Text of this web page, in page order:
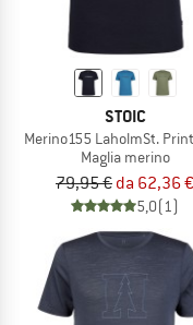
STOIC
Merino155 LaholmSt.
Maglia merino
79,95 € da 62,36 €
5,0(1)